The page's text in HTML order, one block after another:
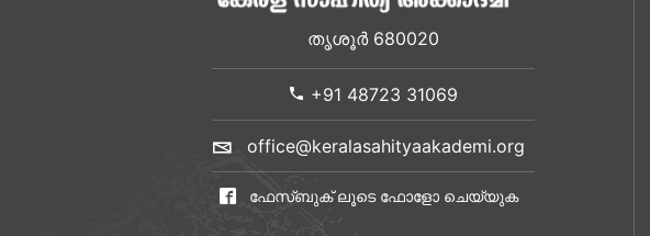
തൃശൂർ 680020
+91 48723 31069
office@keralasahityaakademi.org
ഫേസ്ബുക് ലൂടെ ഫോളോ ചെയ്യുക